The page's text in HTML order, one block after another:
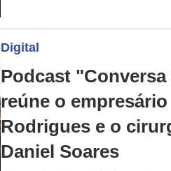
Digital
Podcast
reúne o
Rodrigues e o
Daniel Soares